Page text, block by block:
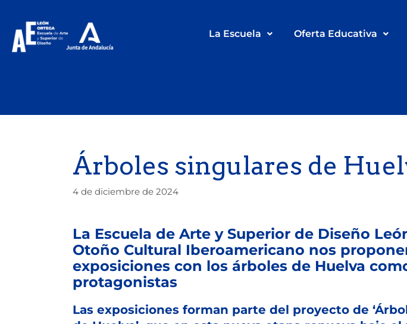
La Escuela Oferta Educativa
Árboles singulares de
4 de diciembre de 2024
La Escuela de Arte y Superior de Diseño
Otoño Cultural Iberoamericano nos
exposiciones con los árboles de Huelva
protagonistas
Las exposiciones forman parte del proyecto de